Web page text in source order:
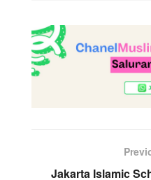
Jakarta Islamic